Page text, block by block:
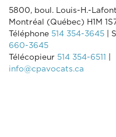
5800, boul. Louis-H.-
Montréal (Québec) H1M
Téléphone 514 354-3645 |
660-3645
Télécopieur 514 354-6511
info@cpavocats.ca